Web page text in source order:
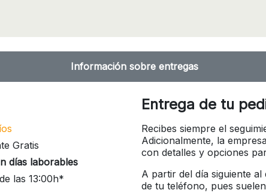
Información sobre entregas
Gratis
días laborables
las 13:00h*
Entrega de tu
Recibes siempre el
Adicionalmente, la
con detalles y opciones
A partir del día siguiente
de tu teléfono, pues